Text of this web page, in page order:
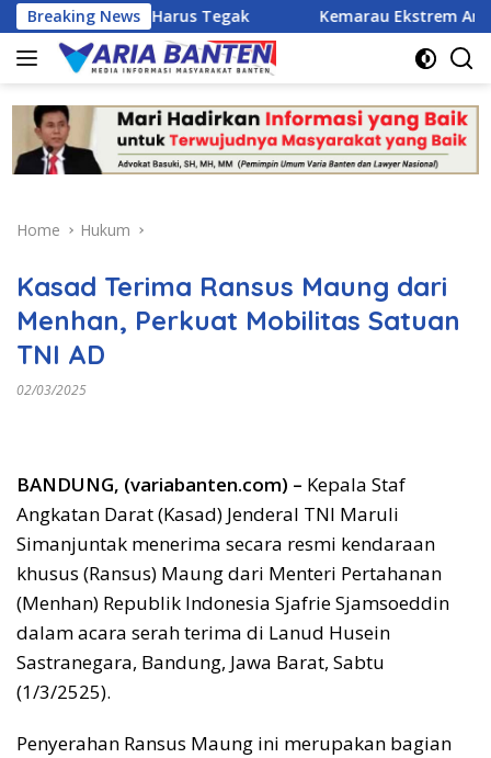
Skip
to
content
Breaking News
Hukum Harus Tegak Kemarau Ekstrem Ancam 43
Home Hukum
Kasad Terima Ransus Maung dari
Menhan, Perkuat Mobilitas Satuan
TNI AD
02/03/2025
BANDUNG, (variabanten.com) – Kepala Staf
Angkatan Darat (Kasad) Jenderal TNI Maruli
Simanjuntak menerima secara resmi kendaraan
khusus (Ransus) Maung dari Menteri Pertahanan
(Menhan) Republik Indonesia Sjafrie Sjamsoeddin
dalam acara serah terima di Lanud Husein
Sastranegara, Bandung, Jawa Barat, Sabtu
(1/3/2525).
Penyerahan Ransus Maung ini merupakan bagian